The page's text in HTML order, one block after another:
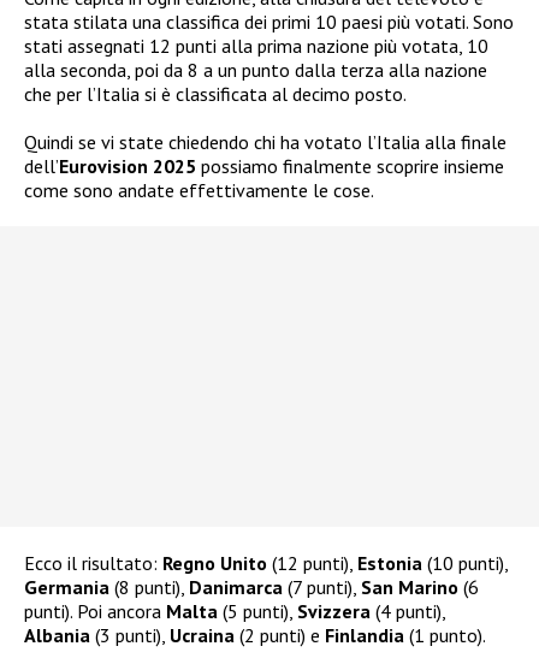
stata stilata una classifica dei primi 10 paesi più votati. Sono
stati assegnati 12 punti alla prima nazione più votata, 10
alla seconda, poi da 8 a un punto dalla terza alla nazione
che per l’Italia si è classificata al decimo posto.
Quindi se vi state chiedendo chi ha votato l’Italia alla finale
dell’Eurovision 2025 possiamo finalmente scoprire insieme
come sono andate effettivamente le cose.
Ecco il risultato: Regno Unito (12 punti), Estonia (10 punti),
Germania (8 punti), Danimarca (7 punti), San Marino (6
punti). Poi ancora Malta (5 punti), Svizzera (4 punti),
Albania (3 punti), Ucraina (2 punti) e Finlandia (1 punto).